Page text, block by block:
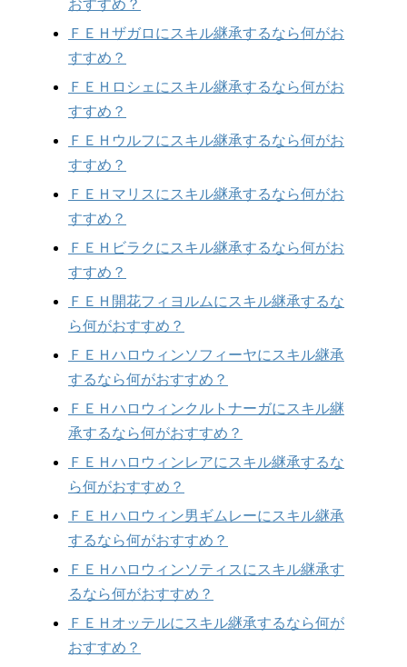
おすすめ？
ＦＥＨザガロにスキル継承するなら何がお
すすめ？
ＦＥＨロシェにスキル継承するなら何がお
すすめ？
ＦＥＨウルフにスキル継承するなら何がお
すすめ？
ＦＥＨマリスにスキル継承するなら何がお
すすめ？
ＦＥＨビラクにスキル継承するなら何がお
すすめ？
ＦＥＨ開花フィヨルムにスキル継承するな
ら何がおすすめ？
ＦＥＨハロウィンソフィーヤにスキル継承
するなら何がおすすめ？
ＦＥＨハロウィンクルトナーガにスキル継
承するなら何がおすすめ？
ＦＥＨハロウィンレアにスキル継承するな
ら何がおすすめ？
ＦＥＨハロウィン男ギムレーにスキル継承
するなら何がおすすめ？
ＦＥＨハロウィンソティスにスキル継承す
るなら何がおすすめ？
ＦＥＨオッテルにスキル継承するなら何が
おすすめ？